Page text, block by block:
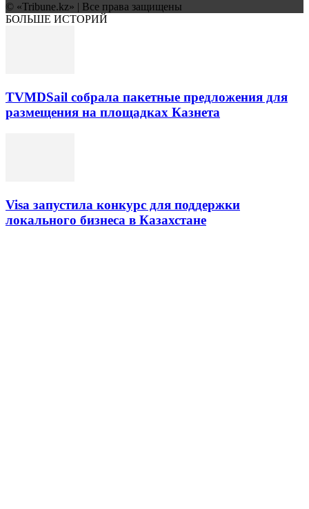
© «Tribune.kz» | Все права защищены
БОЛЬШЕ ИСТОРИЙ
TVMDSail собрала пакетные предложения для
размещения на площадках Казнета
Visa запустила конкурс для поддержки
локального бизнеса в Казахстане